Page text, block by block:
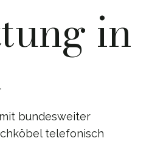
in
bundesweiter
telefonisch